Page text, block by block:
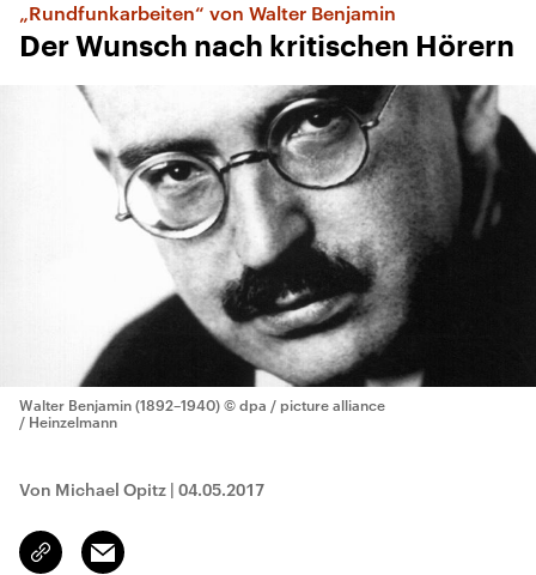
„Rundfunkarbeiten“ von Walter Benjamin
Der Wunsch nach kritischen Hörern
Walter Benjamin (1892–1940) © dpa / picture alliance
/ Heinzelmann
Von Michael Opitz | 04.05.2017
Link
kopieren/teilen
Email